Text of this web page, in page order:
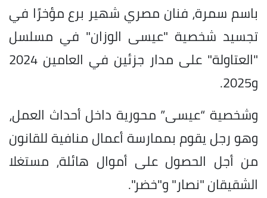
باسم سمرة، فنان مصري شهير برع مؤخرًا في
تجسيد شخصية "عيسى الوزان" في مسلسل
"العتاولة" على مدار جزئين في العامين 2024
و2025.
وشخصية “عيسى” محورية داخل أحداث العمل،
وهو رجل يقوم بممارسة أعمال منافية للقانون
من أجل الحصول على أموال هائلة، مستغلا
الشقيقان "نصار" و"خضر".